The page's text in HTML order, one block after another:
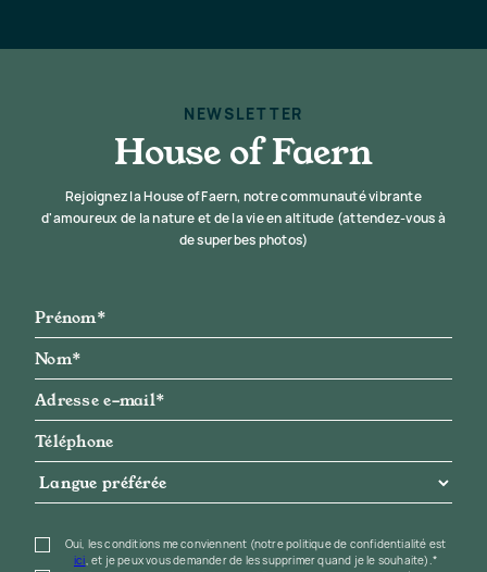
NEWSLETTER
House of Faern
Rejoignez la House of Faern, notre communauté vibrante
d'amoureux de la nature et de la vie en altitude (attendez-vous à
de superbes photos)
Oui, les conditions me conviennent (notre politique de confidentialité est
ici, et je peux vous demander de les supprimer quand je le souhaite).*